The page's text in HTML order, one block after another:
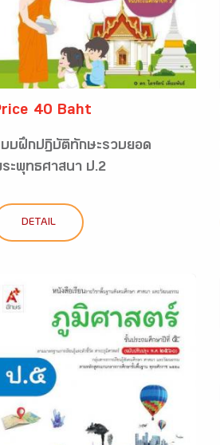
40 Baht
บบฝึกปฏิบัติทักษะรวบยอด
ะพุทธศาสนา ป.2
DETAIL